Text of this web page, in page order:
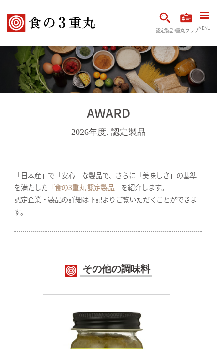
認定製品3重丸クラブMENU
AWARD
2026年度. 認定製品
「日本産」で「安心」な製品で、さらに「美味しさ」の基準
を満たした 『食の3重丸 認定製品』 を紹介します。
認定企業・製品の詳細は下記よりご覧いただくことができま
す。
その他の調味料